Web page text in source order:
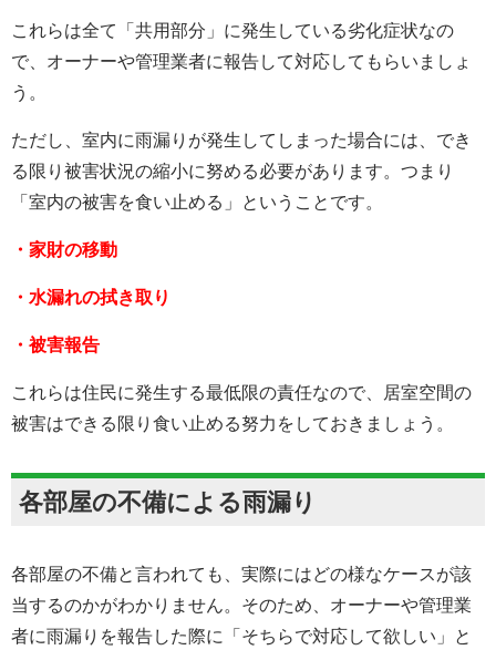
これらは全て「共用部分」に発生している劣化症状なの
で、オーナーや管理業者に報告して対応してもらいましょ
う。
ただし、室内に雨漏りが発生してしまった場合には、でき
る限り被害状況の縮小に努める必要があります。つまり
「室内の被害を食い止める」ということです。
・家財の移動
・水漏れの拭き取り
・被害報告
これらは住民に発生する最低限の責任なので、居室空間の
被害はできる限り食い止める努力をしておきましょう。
各部屋の不備による雨漏り
各部屋の不備と言われても、実際にはどの様なケースが該
当するのかがわかりません。そのため、オーナーや管理業
者に雨漏りを報告した際に「そちらで対応して欲しい」と